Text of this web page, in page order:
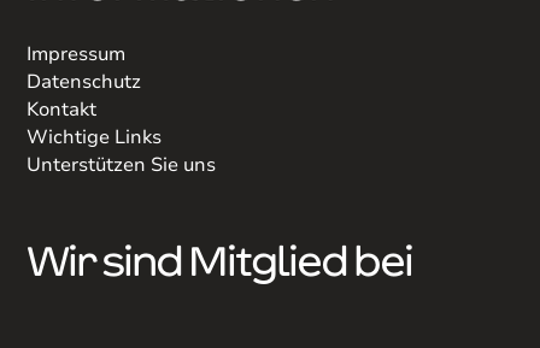
Impressum
Datenschutz
Kontakt
Wichtige Links
Unterstützen Sie uns
Wir sind Mitglied bei